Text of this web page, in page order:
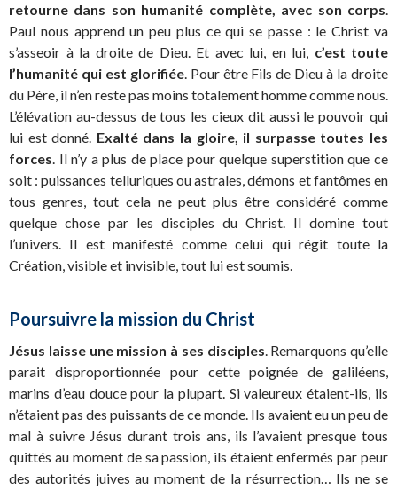
retourne dans son humanité complète, avec son corps.
Paul nous apprend un peu plus ce qui se passe : le Christ va
s’asseoir à la droite de Dieu. Et avec lui, en lui, c’est toute
l’humanité qui est glorifiée. Pour être Fils de Dieu à la droite
du Père, il n’en reste pas moins totalement homme comme nous.
L’élévation au-dessus de tous les cieux dit aussi le pouvoir qui
lui est donné. Exalté dans la gloire, il surpasse toutes les
forces. Il n’y a plus de place pour quelque superstition que ce
soit : puissances telluriques ou astrales, démons et fantômes en
tous genres, tout cela ne peut plus être considéré comme
quelque chose par les disciples du Christ. Il domine tout
l’univers. Il est manifesté comme celui qui régit toute la
Création, visible et invisible, tout lui est soumis.
Poursuivre la mission du Christ
Jésus laisse une mission à ses disciples. Remarquons qu’elle
parait disproportionnée pour cette poignée de galiléens,
marins d’eau douce pour la plupart. Si valeureux étaient-ils, ils
n’étaient pas des puissants de ce monde. Ils avaient eu un peu de
mal à suivre Jésus durant trois ans, ils l’avaient presque tous
quittés au moment de sa passion, ils étaient enfermés par peur
des autorités juives au moment de la résurrection… Ils ne se